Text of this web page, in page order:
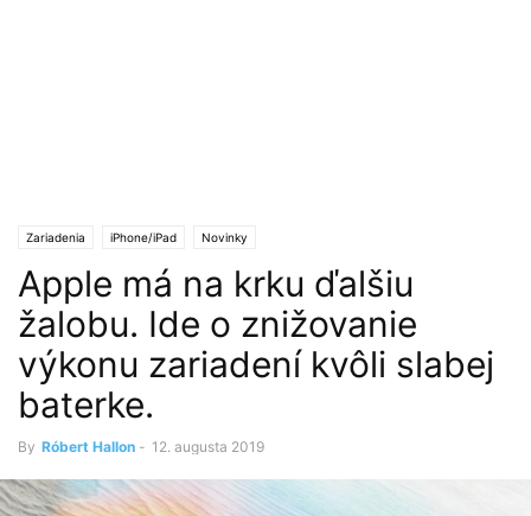
Zariadenia iPhone/iPad Novinky
Apple má na krku ďalšiu
žalobu. Ide o znižovanie
výkonu zariadení kvôli slabej
baterke.
By Róbert Hallon - 12. augusta 2019